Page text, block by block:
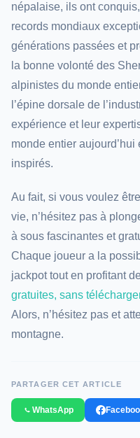
népalaise, ils ont
records mondiaux
générations passées et
la bonne volonté des
alpinistes du monde
l’épine dorsale de
expérience et leur
monde entier aujourd’hui
inspirés.
Au fait, si vous voulez
vie, n’hésitez pas à
à sous fascinantes et
Chaque joueur a la
jackpot tout en profitant
gratuites, sans
Alors, n’hésitez pas et
montagne.
PARTAGER CET ARTICLE
WhatsApp